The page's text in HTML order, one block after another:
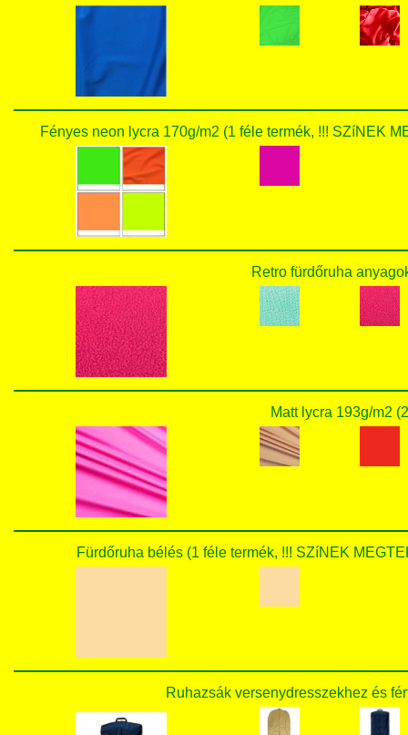
Fényes neon lycra 170g/m2 (1 féle termék, !!! SZíNEK
Retro fürdőruha
Matt lycra 193g/m2
Fürdőruha bélés (1 féle termék, !!! SZíNEK
Ruhazsák versenydresszekhez és